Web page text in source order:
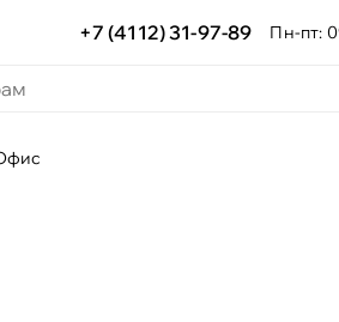
+7 (4112) 31-97-89 Пн-пт: